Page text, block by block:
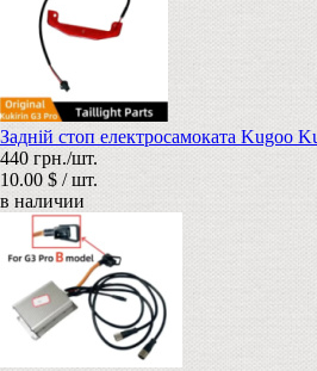
Задній стоп електросамоката Kugoo
440 грн./шт.
10.00 $ / шт.
в наличии